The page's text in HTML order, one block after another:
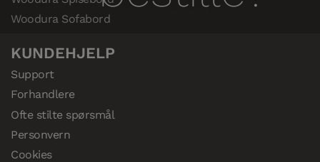
Woodura Sofabord
KUNDEHJELP
Support
Forhandlere
Ofte stilte spørsmål
Personvern
Cookies